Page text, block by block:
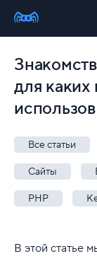
для
Все статьи
Сайты
PHP
В этой статье